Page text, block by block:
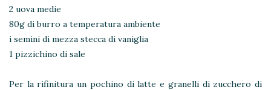
2 uova medie
80g di burro a temperatura ambiente
i semini di mezza stecca di vaniglia
1 pizzichino di sale
Per la rifinitura un pochino di latte e granelli di zucchero di